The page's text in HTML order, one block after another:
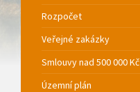
Rozpočet
Veřejné zakázky
Smlouvy nad 500 000 Kč
Územní plán